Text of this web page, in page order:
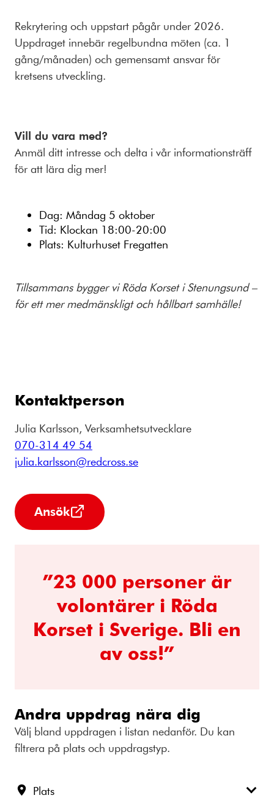
Rekrytering och uppstart pågår under 2026.
Uppdraget innebär regelbundna möten (ca. 1
gång/månaden) och gemensamt ansvar för
kretsens utveckling.
Vill du vara med?
Anmäl ditt intresse och delta i vår informationsträff
för att lära dig mer!
Dag: Måndag 5 oktober
Tid: Klockan 18:00-20:00
Plats: Kulturhuset Fregatten
Tillsammans bygger vi Röda Korset i Stenungsund –
för ett mer medmänskligt och hållbart samhälle!
Kontaktperson
Julia Karlsson, Verksamhetsutvecklare
070-314 49 54
julia.karlsson@redcross.se
Ansök
”23 000 personer är
volontärer i Röda
Korset i Sverige. Bli en
av oss!”
Andra uppdrag nära dig
Välj bland uppdragen i listan nedanför. Du kan
filtrera på plats och uppdragstyp.
Plats